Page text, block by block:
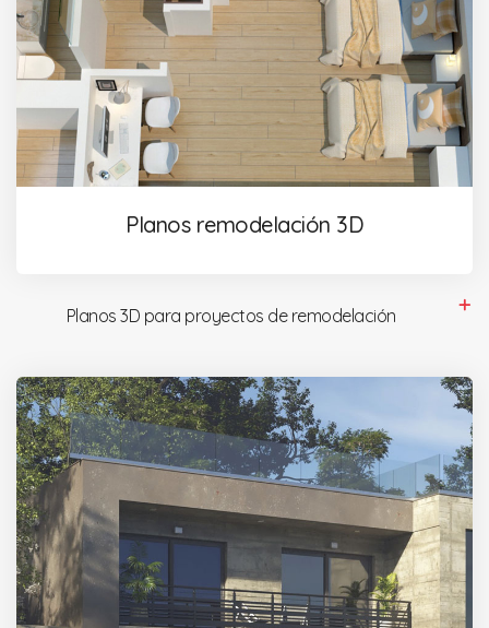
Planos remodelación 3D
Planos 3D para proyectos de remodelación